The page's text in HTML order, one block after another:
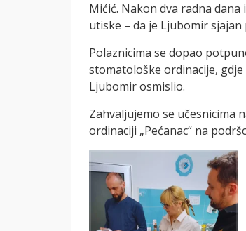
Mićić. Nakon dva radna
utiske – da je Ljubomir
Polaznicima se dopao
stomatološke ordinacije,
Ljubomir osmislio.
Zahvaljujemo se učesnicima
ordinaciji „Pećanac“ na